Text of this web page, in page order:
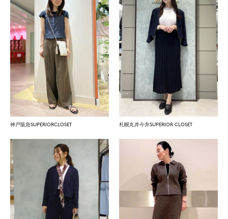
神戸阪急SUPERIORCLOSET 札幌丸井今井SUPERIOR CLOSET